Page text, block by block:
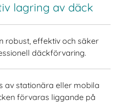
lagring av däck
robust, effektiv och säker
däckförvaring.
av stationära eller mobila
förvaras liggande på